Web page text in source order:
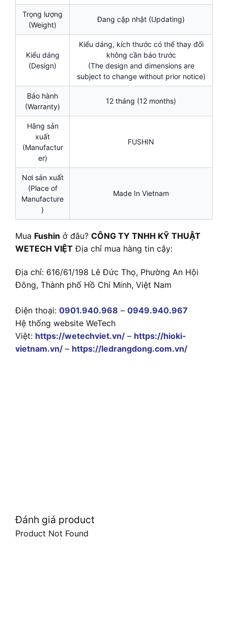
Trọng lượng
(Weight)
Đang cập nhật (Updating)
Kiểu dáng
(Design)
Kiểu dáng, kích thước có thể thay đổi
không cần báo trước
(The design and dimensions are
subject to change without prior notice)
Bảo hành
(Warranty)
12 tháng (12 months)
Hãng sản
xuất
(Manufactur
er)
FUSHIN
Nơi sản xuất
(Place of
Manufacture
)
Made In Vietnam
Mua Fushin ở đâu? CÔNG TY TNHH KỸ THUẬT
WETECH VIỆT Địa chỉ mua hàng tin cậy:
Địa chỉ: 616/61/198 Lê Đức Thọ, Phường An Hội
Đông, Thành phố Hồ Chí Minh, Việt Nam
Điện thoại: 0901.940.968 – 0949.940.967
Hệ thống website WeTech
Việt: https://wetechviet.vn/ – https://hioki-
vietnam.vn/ – https://ledrangdong.com.vn/
Đánh giá product
Product Not Found